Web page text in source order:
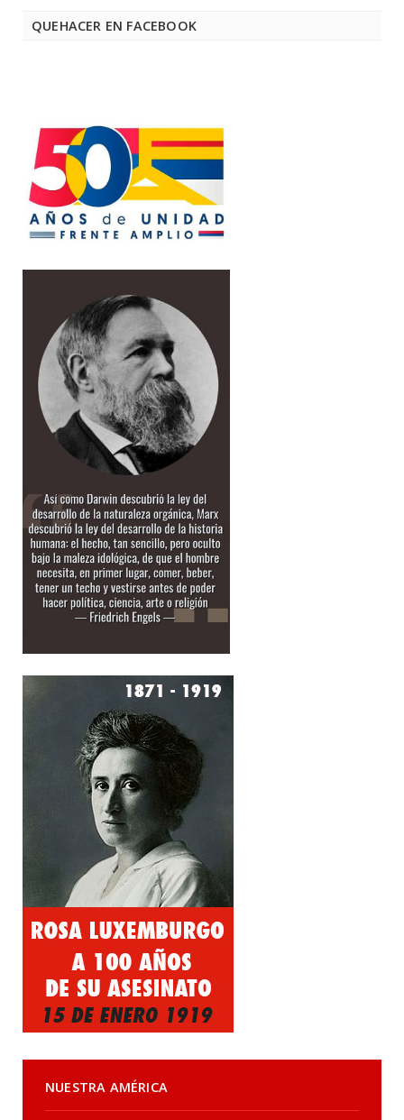
QUEHACER EN FACEBOOK
NUESTRA AMÉRICA